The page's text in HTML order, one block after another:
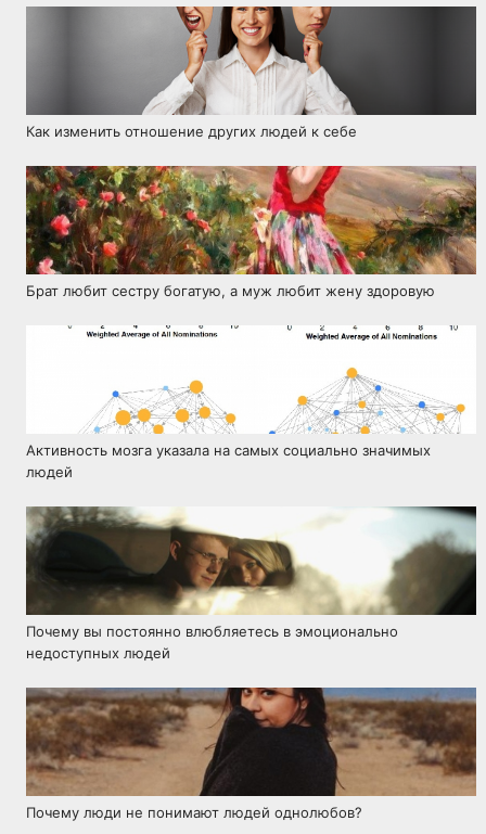
Как изменить отношение других людей к себе
Брат любит сестру богатую, а муж любит жену здоровую
Активность мозга указала на самых социально значимых
людей
Почему вы постоянно влюбляетесь в эмоционально
недоступных людей
Почему люди не понимают людей однолюбов?